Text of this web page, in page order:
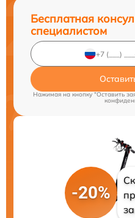
Бесплатная
специалистом
Нажимая на кнопку "Оставить
-20%